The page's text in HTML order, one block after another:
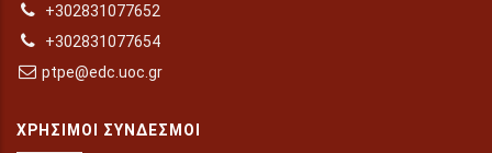
+302831077652
+302831077654
ptpe@edc.uoc.gr
ΧΡΉΣΙΜΟΙ ΣΎΝΔΕΣΜΟΙ